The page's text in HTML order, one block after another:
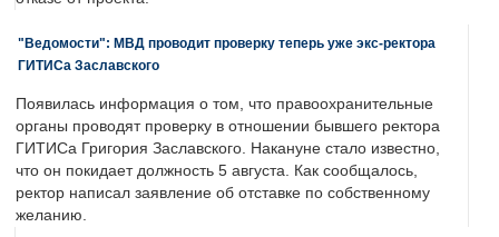
"Ведомости": МВД проводит проверку теперь уже экс-ректора
ГИТИСа Заславского
Появилась информация о том, что правоохранительные
органы проводят проверку в отношении бывшего ректора
ГИТИСа Григория Заславского. Накануне стало известно,
что он покидает должность 5 августа. Как сообщалось,
ректор написал заявление об отставке по собственному
желанию.